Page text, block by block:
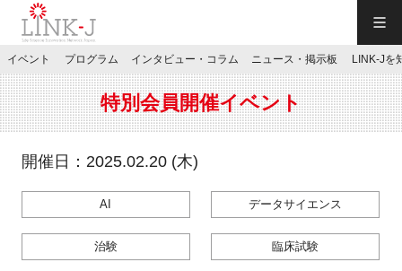
JP／EN
特別会員専用メニュー
イベント プログラム インタビュー・コラム ニュース・掲示板 LINK-Jを
特別会員開催イベント
開催日：2025.02.20 (木)
AI データサイエンス
治験 臨床試験